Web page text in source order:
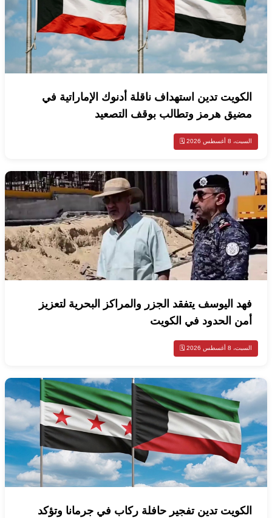
الكويت تدين استهداف ناقلة أدنوك الإماراتية في
مضيق هرمز وتطالب بوقف التصعيد
السبت، 8 أغسطس 2026 🗓️
فهد اليوسف يتفقد الجزر والمراكز البحرية لتعزيز
أمن الحدود في الكويت
السبت، 8 أغسطس 2026 🗓️
الكويت تدين تفجير حافلة ركاب في جرمانا وتؤكد